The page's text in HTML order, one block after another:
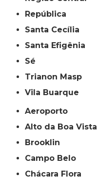
República
Santa Cecília
Santa Efigênia
Sé
Trianon Masp
Vila Buarque
Aeroporto
Alto da Boa Vista
Brooklin
Campo Belo
Chácara Flora